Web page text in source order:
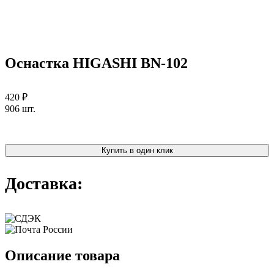
Оснастка HIGASHI BN-102
420 ₽
906 шт.
Купить в один клик
Доставка:
Описание товара